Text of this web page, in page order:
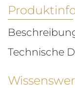
Technische